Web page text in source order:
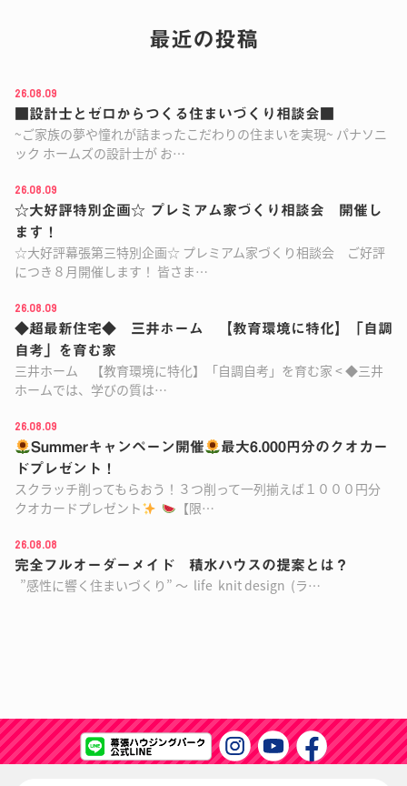
最近の投稿
26.08.09
■設計士とゼロからつくる住まいづくり相談会■
~ご家族の夢や憧れが詰まったこだわりの住まいを実現~ パナソニ
ック ホームズの設計士が お…
26.08.09
☆大好評特別企画☆ プレミアム家づくり相談会 開催し
ます！
☆大好評幕張第三特別企画☆ プレミアム家づくり相談会 ご好評
につき８月開催します！ 皆さま…
26.08.09
◆超最新住宅◆ 三井ホーム 【教育環境に特化】「自調
自考」を育む家
三井ホーム 【教育環境に特化】「自調自考」を育む家 < ◆三井
ホームでは、学びの質は…
26.08.09
Summerキャンペーン開催
最大6.000円分のクオカー
ドプレゼント！
スクラッチ削ってもらおう！３つ削って一列揃えば１０００円分
クオカードプレゼント
【限…
26.08.08
完全フルオーダーメイド 積水ハウスの提案とは？
”感性に響く住まいづくり” ～ life knit design (ラ…